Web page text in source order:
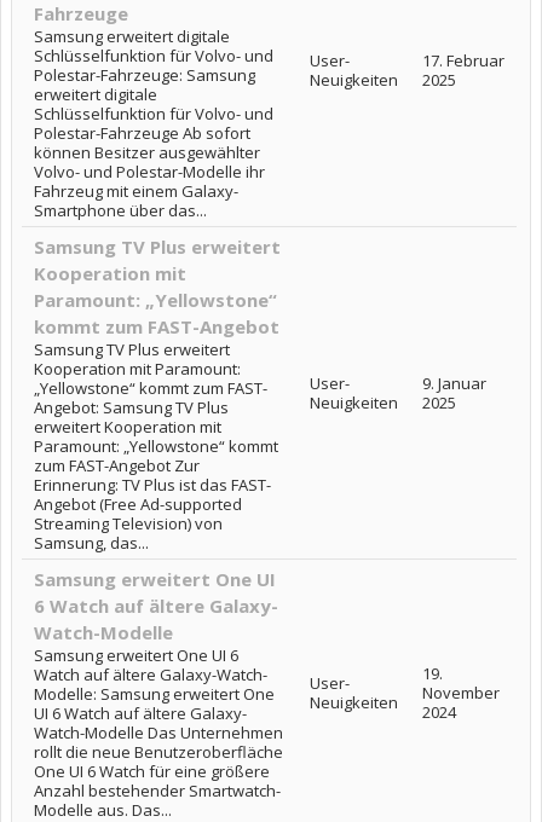
Fahrzeuge
Samsung erweitert digitale
Schlüsselfunktion für Volvo- und
Polestar-Fahrzeuge: Samsung
erweitert digitale
Schlüsselfunktion für Volvo- und
Polestar-Fahrzeuge Ab sofort
können Besitzer ausgewählter
Volvo- und Polestar-Modelle ihr
Fahrzeug mit einem Galaxy-
Smartphone über das...
User-
Neuigkeiten
17. Februar
2025
Samsung TV Plus erweitert
Kooperation mit
Paramount: „Yellowstone“
kommt zum FAST-Angebot
Samsung TV Plus erweitert
Kooperation mit Paramount:
„Yellowstone“ kommt zum FAST-
Angebot: Samsung TV Plus
erweitert Kooperation mit
Paramount: „Yellowstone“ kommt
zum FAST-Angebot Zur
Erinnerung: TV Plus ist das FAST-
Angebot (Free Ad-supported
Streaming Television) von
Samsung, das...
User-
Neuigkeiten
9. Januar
2025
Samsung erweitert One UI
6 Watch auf ältere Galaxy-
Watch-Modelle
Samsung erweitert One UI 6
Watch auf ältere Galaxy-Watch-
Modelle: Samsung erweitert One
UI 6 Watch auf ältere Galaxy-
Watch-Modelle Das Unternehmen
rollt die neue Benutzeroberfläche
One UI 6 Watch für eine größere
Anzahl bestehender Smartwatch-
Modelle aus. Das...
User-
Neuigkeiten
19.
November
2024